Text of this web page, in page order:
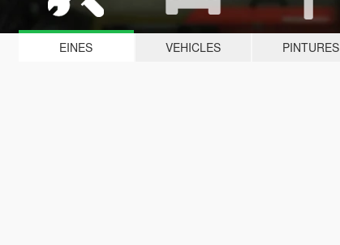
EINES VEHICLES PINTURES